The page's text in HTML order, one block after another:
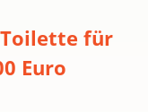
für
Euro